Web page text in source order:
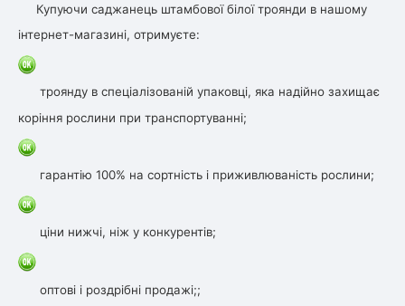
Купуючи саджанець штамбової білої троянди в нашому
інтернет-магазині, отримуєте:
троянду в спеціалізованій упаковці, яка надійно захищає
коріння рослини при транспортуванні;
гарантію 100% на сортність і приживлюваність рослини;
ціни нижчі, ніж у конкурентів;
оптові і роздрібні продажі;;